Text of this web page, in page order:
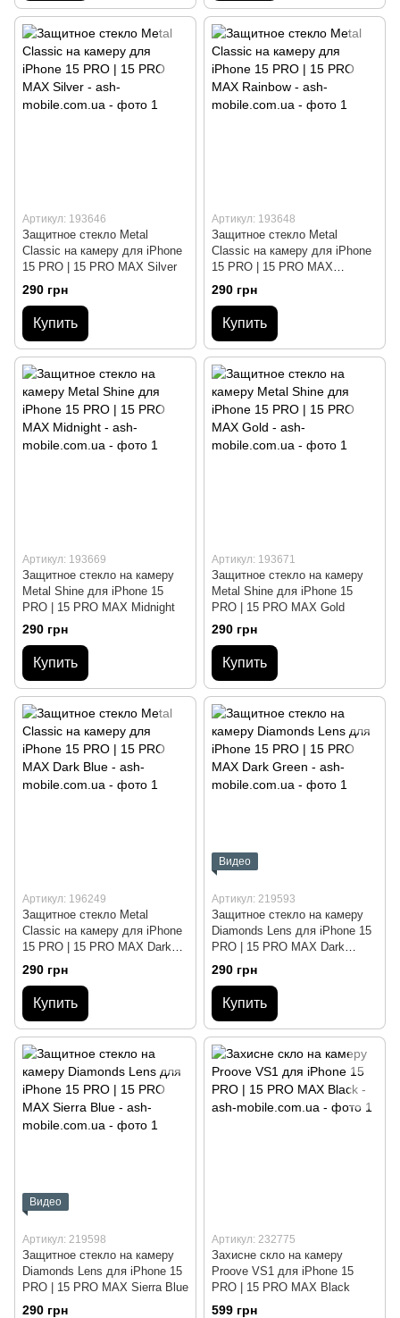
Артикул: 193646
Защитное стекло Metal
Classic на камеру для iPhone
15 PRO | 15 PRO MAX Silver
290 грн
Купить
Артикул: 193648
Защитное стекло Metal
Classic на камеру для iPhone
15 PRO | 15 PRO MAX
Rainbow
290 грн
Купить
Артикул: 193669
Защитное стекло на камеру
Metal Shine для iPhone 15
PRO | 15 PRO MAX Midnight
290 грн
Купить
Артикул: 193671
Защитное стекло на камеру
Metal Shine для iPhone 15
PRO | 15 PRO MAX Gold
290 грн
Купить
Артикул: 196249
Защитное стекло Metal
Classic на камеру для iPhone
15 PRO | 15 PRO MAX Dark
Blue
290 грн
Купить
Видео
Артикул: 219593
Защитное стекло на камеру
Diamonds Lens для iPhone 15
PRO | 15 PRO MAX Dark
Green
290 грн
Купить
Видео
Артикул: 219598
Защитное стекло на камеру
Diamonds Lens для iPhone 15
PRO | 15 PRO MAX Sierra Blue
290 грн
Артикул: 232775
Захисне скло на камеру
Proove VS1 для iPhone 15
PRO | 15 PRO MAX Black
599 грн